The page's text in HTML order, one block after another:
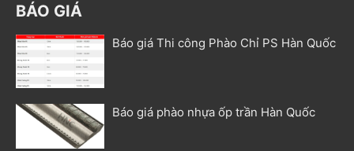
BÁO GIÁ
Báo giá Thi công Phào Chỉ PS Hàn Quốc
Báo giá phào nhựa ốp trần Hàn Quốc